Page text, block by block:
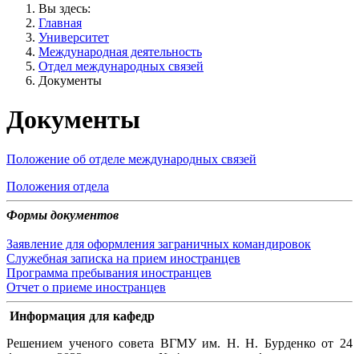
Вы здесь:
Главная
Университет
Международная деятельность
Отдел международных связей
Документы
Документы
Положение об отделе международных связей
Положения отдела
Формы документов
Заявление для оформления заграничных командировок
Служебная записка на прием иностранцев
Программа пребывания иностранцев
Отчет о приеме иностранцев
Информация для кафедр
Решением ученого совета ВГМУ им. Н. Н. Бурденко от 24